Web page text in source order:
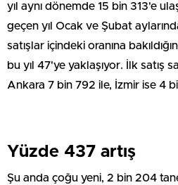
yıl aynı dönemde 15 bin 313'e
geçen yıl Ocak ve Şubat
satışlar içindeki oranına
bu yıl 47'ye yaklaşıyor. İlk satış
Ankara 7 bin 792 ile, İzmir ise 4
Yüzde 437 artış
Şu anda çoğu yeni, 2 bin 204